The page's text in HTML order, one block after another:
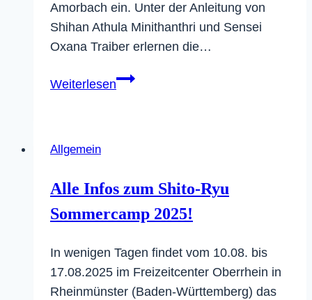
Amorbach ein. Unter der Anleitung von
Shihan Athula Minithanthri und Sensei
Oxana Traiber erlernen die…
WeiterlesenSelbstverteidigungs-
März
2026
Allgemein
Alle Infos zum Shito-Ryu
Sommercamp 2025!
In wenigen Tagen findet vom 10.08. bis
17.08.2025 im Freizeitcenter Oberrhein in
Rheinmünster (Baden-Württemberg) das